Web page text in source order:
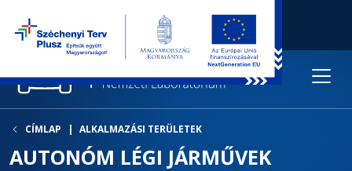
CÍMLAP ALKALMAZÁSI TERÜLETEK
AUTONÓM LÉGI JÁRMŰVEK